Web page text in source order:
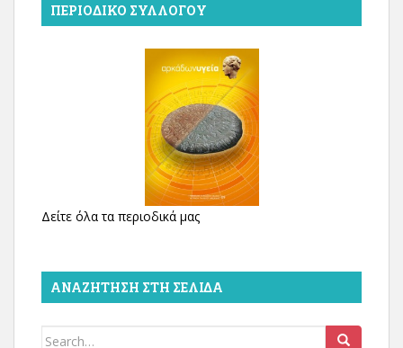
ΠΕΡΙΟΔΙΚΌ ΣΥΛΛΌΓΟΥ
Δείτε όλα τα περιοδικά μας
ΑΝΑΖΉΤΗΣΗ ΣΤΗ ΣΕΛΊΔΑ
Search